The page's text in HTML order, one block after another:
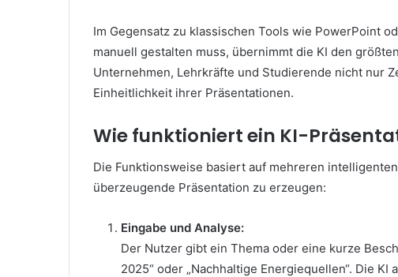
Im Gegensatz zu klassischen Tools wie PowerPoint
manuell gestalten muss, übernimmt die KI den
Unternehmen, Lehrkräfte und Studierende nicht nur
Einheitlichkeit ihrer Präsentationen.
Wie funktioniert ein KI-
Die Funktionsweise basiert auf mehreren
überzeugende Präsentation zu erzeugen:
Eingabe und Analyse:
Der Nutzer gibt ein Thema oder eine kurze
2025“ oder „Nachhaltige Energiequellen“. Die